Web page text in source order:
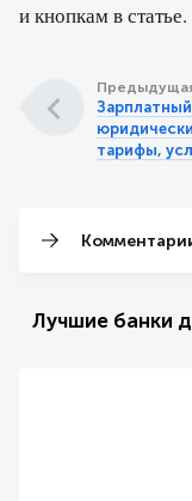
и кнопкам в статье.
тарифы,
Лучшие банки